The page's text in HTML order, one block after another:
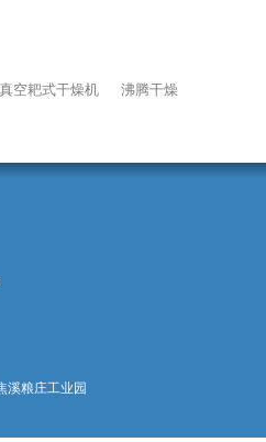
真空耙式干燥机 沸腾干燥
溪粮庄工业园